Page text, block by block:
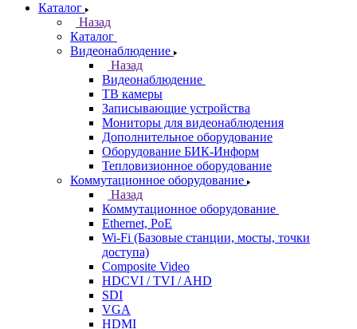
Каталог
Назад
Каталог
Видеонаблюдение
Назад
Видеонаблюдение
ТВ камеры
Записывающие устройства
Мониторы для видеонаблюдения
Дополнительное оборудование
Оборудование БИК-Информ
Тепловизионное оборудование
Коммутационное оборудование
Назад
Коммутационное оборудование
Ethernet, PoE
Wi-Fi (Базовые станции, мосты, точки
доступа)
Composite Video
HDCVI / TVI / AHD
SDI
VGA
HDMI